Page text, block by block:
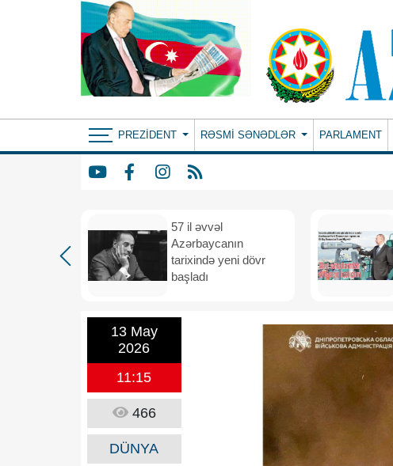
PREZIDENT RƏSMI SƏNƏDLƏR PARLAMENT
57 il əvvəl
Azərbaycanın
tarixində yeni dövr
başladı
13 May
2026
11:15
466
DÜNYA